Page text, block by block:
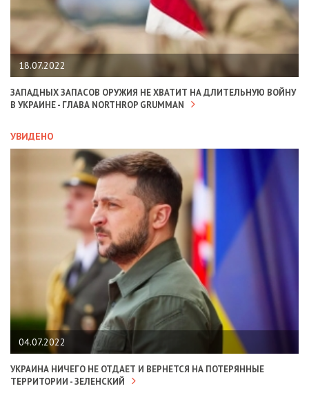
18.07.2022
ЗАПАДНЫХ ЗАПАСОВ ОРУЖИЯ НЕ ХВАТИТ НА ДЛИТЕЛЬНУЮ ВОЙНУ
В УКРАИНЕ - ГЛАВА NORTHROP GRUMMAN
УВИДЕНО
04.07.2022
УКРАИНА НИЧЕГО НЕ ОТДАЕТ И ВЕРНЕТСЯ НА ПОТЕРЯННЫЕ
ТЕРРИТОРИИ - ЗЕЛЕНСКИЙ